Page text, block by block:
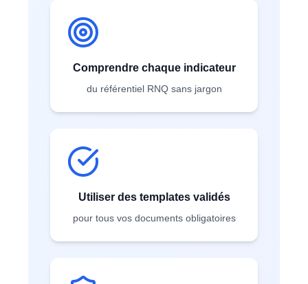
Comprendre chaque indicateur
du référentiel RNQ sans jargon
Utiliser des templates validés
pour tous vos documents obligatoires